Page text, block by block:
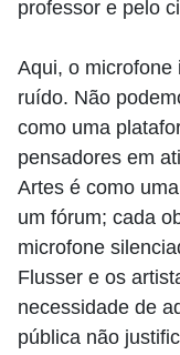
professor e pelo
Aqui, o microfone
ruído. Não
como uma
pensadores em
Artes é como
um fórum; cada
microfone
Flusser e os
necessidade de
pública não